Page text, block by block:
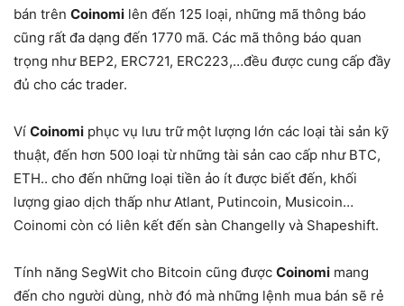
bán trên Coinomi lên đến 125 loại, những mã thông báo
cũng rất đa dạng đến 1770 mã. Các mã thông báo quan
trọng như BEP2, ERC721, ERC223,…đều được cung cấp đầy
đủ cho các trader.
Ví Coinomi phục vụ lưu trữ một lượng lớn các loại tài sản kỹ
thuật, đến hơn 500 loại từ những tài sản cao cấp như BTC,
ETH.. cho đến những loại tiền ảo ít được biết đến, khối
lượng giao dịch thấp như Atlant, Putincoin, Musicoin…
Coinomi còn có liên kết đến sàn Changelly và Shapeshift.
Tính năng SegWit cho Bitcoin cũng được Coinomi mang
đến cho người dùng, nhờ đó mà những lệnh mua bán sẽ rẻ